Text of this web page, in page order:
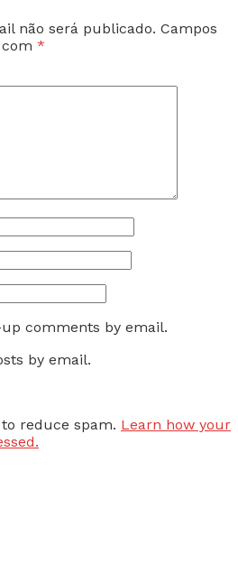
não será publicado. Campos
*
comments by email.
by email.
reduce spam. Learn how your